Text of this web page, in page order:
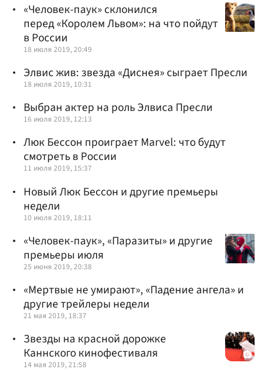
«Человек-паук» склонился
перед «Королем Львом»: на что пойдут
в России
18 июля 2019, 20:49
Элвис жив: звезда «Диснея» сыграет Пресли
18 июля 2019, 10:31
Выбран актер на роль Элвиса Пресли
16 июля 2019, 12:13
Люк Бессон проиграет Marvel: что будут
смотреть в России
11 июля 2019, 15:37
Новый Люк Бессон и другие премьеры
недели
10 июля 2019, 18:11
«Человек-паук», «Паразиты» и другие
премьеры июля
25 июня 2019, 20:38
«Мертвые не умирают», «Падение ангела» и
другие трейлеры недели
21 мая 2019, 18:37
Звезды на красной дорожке
Каннского кинофестиваля
14 мая 2019, 21:58